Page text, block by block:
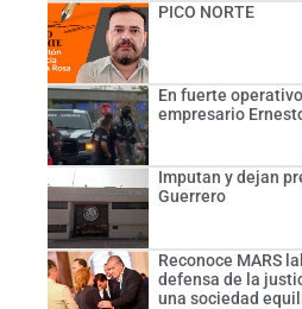
PICO NORTE
En fuerte
empresario Ernesto
Imputan y dejan
Guerrero
Reconoce MARS
defensa de la
una sociedad